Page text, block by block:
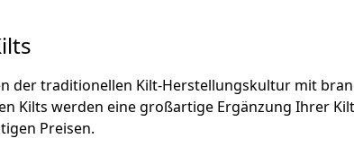
der traditionellen Kilt-Herstellungskultur mit
Kilts werden eine großartige Ergänzung Ihrer
Preisen.